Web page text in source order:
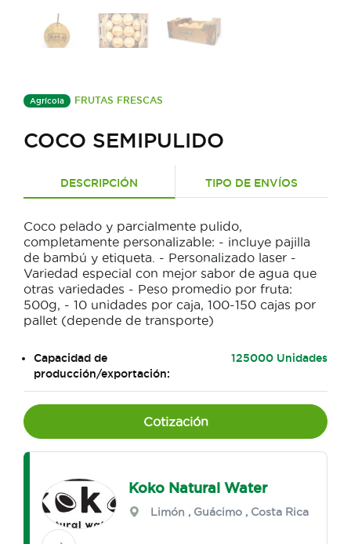
Agrícola FRUTAS FRESCAS
COCO SEMIPULIDO
DESCRIPCIÓN TIPO DE ENVÍOS
Coco pelado y parcialmente pulido,
completamente personalizable: - incluye pajilla
de bambú y etiqueta. - Personalizado laser -
Variedad especial con mejor sabor de agua que
otras variedades - Peso promedio por fruta:
500g, - 10 unidades por caja, 100-150 cajas por
pallet (depende de transporte)
Capacidad de
producción/exportación:
125000 Unidades
Cotización
Koko Natural Water
Limón , Guácimo , Costa Rica